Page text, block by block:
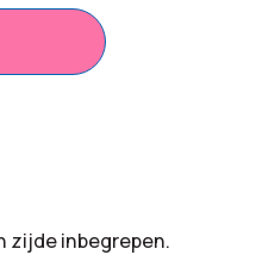
zijde inbegrepen.